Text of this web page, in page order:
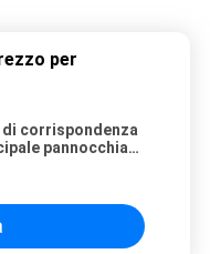
per
di corrispondenza
pannocchia
del lume